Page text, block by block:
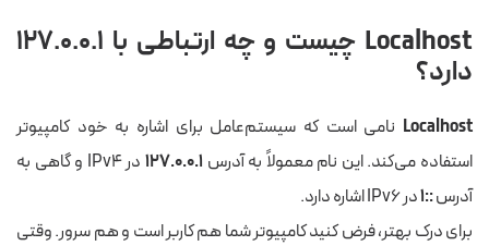
Localhost چیست و چه ارتباطی با ۱۲۷.۰.۰.۱
دارد؟
Localhost نامی است که سیستم‌عامل برای اشاره به خود کامپیوتر
استفاده می‌کند. این نام معمولاً به آدرس ۱۲۷.۰.۰.۱
در IPv4 و گاهی به
آدرس::۱ در IPv6 اشاره دارد.
برای درک بهتر، فرض کنید کامپیوتر شما هم کاربر است و هم سرور. وقتی